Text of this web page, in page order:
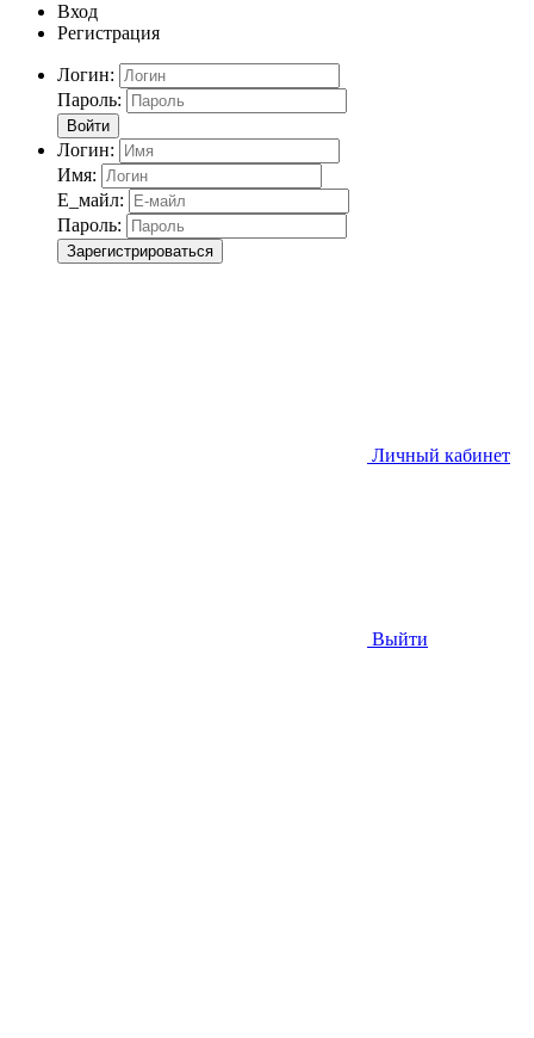
Вход
Регистрация
Логин:
Пароль:
Войти
Логин:
Имя:
Е_майл:
Пароль:
Зарегистрироваться
Личный кабинет
Выйти